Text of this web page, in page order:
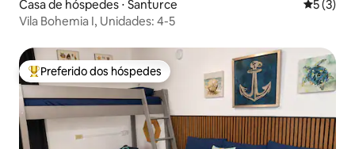
Casa de hóspedes ⋅ Santurce 5 de
5 (3)
Vila Bohemia I, Unidades: 4-5
Entre os melhores preferidos dos hóspedes
Preferido dos hóspedes